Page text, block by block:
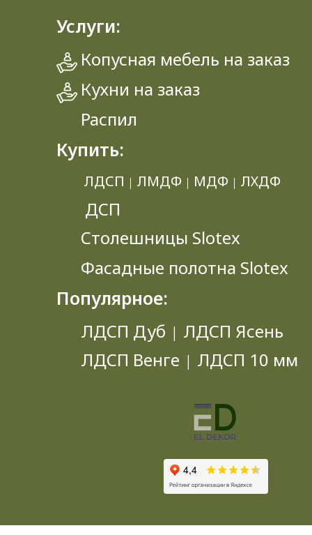
Услуги:
Копусная мебель на заказ
Кухни на заказ
Распил
Купить:
ЛДСП | ЛМДФ | МДФ | ЛХДФ
ДСП
Столешницы Slotex
Фасадные полотна Slotex
Популярное:
ЛДСП Дуб | ЛДСП Ясень
ЛДСП Венге | ЛДСП 10 мм